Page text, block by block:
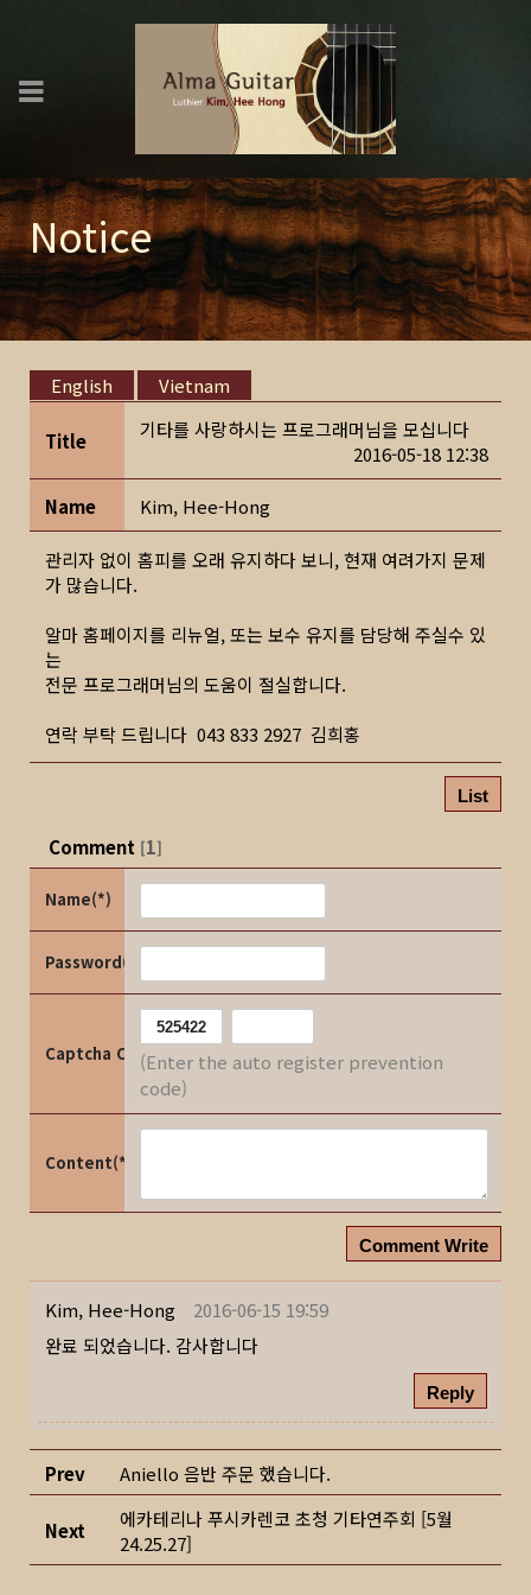
Notice
English Vietnam
Title
기타를 사랑하시는 프로그래머님을 모십니다
2016-05-18 12:38
Name Kim, Hee-Hong
관리자 없이 홈피를 오래 유지하다 보니, 현재 여려가지 문제
가 많습니다.
알마 홈페이지를 리뉴얼, 또는 보수 유지를 담당해 주실수 있
는
전문 프로그래머님의 도움이 절실합니다.
연락 부탁 드립니다 043 833 2927 김희홍
List
Comment [1]
Name(*)
Password(*)
Captcha Code(Enter the auto register prevention
code)
Content(*)
Comment Write
Kim, Hee-Hong
2016-06-15 19:59
완료 되었습니다. 감사합니다
Reply
Prev Aniello 음반 주문 했습니다.
Next
에카테리나 푸시카렌코 초청 기타연주회 [5월
24.25.27]